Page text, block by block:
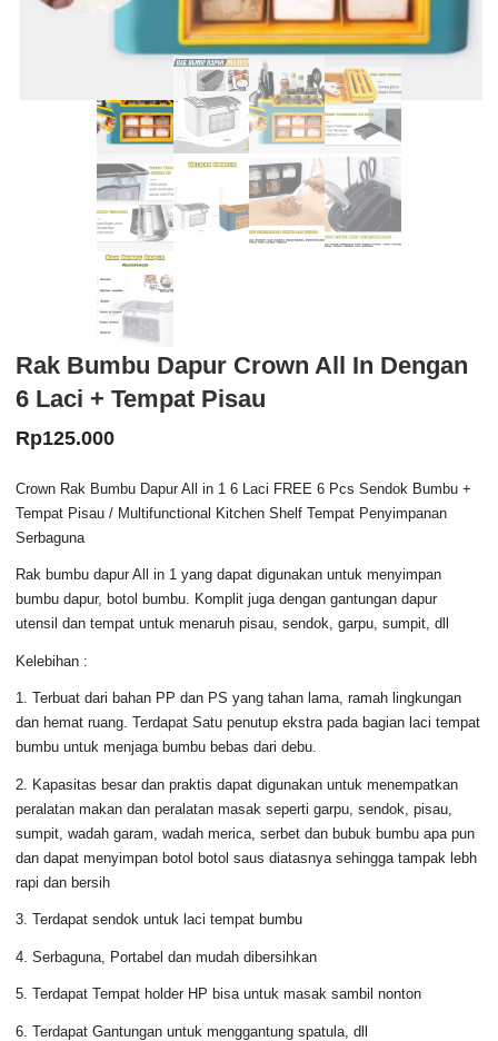
Rak Bumbu Dapur Crown All In Dengan
6 Laci + Tempat Pisau
Rp125.000
Crown Rak Bumbu Dapur All in 1 6 Laci FREE 6 Pcs Sendok Bumbu +
Tempat Pisau / Multifunctional Kitchen Shelf Tempat Penyimpanan
Serbaguna
Rak bumbu dapur All in 1 yang dapat digunakan untuk menyimpan
bumbu dapur, botol bumbu. Komplit juga dengan gantungan dapur
utensil dan tempat untuk menaruh pisau, sendok, garpu, sumpit, dll
Kelebihan :
1. Terbuat dari bahan PP dan PS yang tahan lama, ramah lingkungan
dan hemat ruang. Terdapat Satu penutup ekstra pada bagian laci tempat
bumbu untuk menjaga bumbu bebas dari debu.
2. Kapasitas besar dan praktis dapat digunakan untuk menempatkan
peralatan makan dan peralatan masak seperti garpu, sendok, pisau,
sumpit, wadah garam, wadah merica, serbet dan bubuk bumbu apa pun
dan dapat menyimpan botol botol saus diatasnya sehingga tampak lebh
rapi dan bersih
3. Terdapat sendok untuk laci tempat bumbu
4. Serbaguna, Portabel dan mudah dibersihkan
5. Terdapat Tempat holder HP bisa untuk masak sambil nonton
6. Terdapat Gantungan untuk menggantung spatula, dll